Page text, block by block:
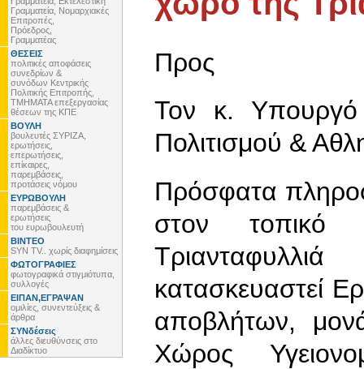
Γραμματεία, Νομαρχιακές
Επιτροπές,
Πρόεδρος,
Γραμματέας
ΘΕΣΕΙΣ
πολιτικές αποφάσεις
συνεδρίων &
συνόδων Κεντρικής
Πολιτικής Επιτροπής,
ΤΜΗΜΑΤΑ επεξεργασίας
θέσεων της ΚΠΕ
ΒΟΥΛΗ
βουλευτές ΣΥΡΙΖΑ,
ερωτήσεις,
επερωτήσεις,
επίκαιρες,
παρεμβάσεις,
προτάσεις νόμου
ΕΥΡΩΒΟΥΛΗ
παρεμβάσεις &
ερωτήσεις
του ευρωβουλευτή
ΒΙΝΤΕΟ
SYN TV.. χωρίς διαφημίσεις
ΦΩΤΟΓΡΑΦΙΕΣ
φωτογραφικά στιγμιότυπα,
συλλογές
ΕΙΠΑΝ,ΕΓΡΑΨΑΝ
ομιλίες, συνεντεύξεις &
άρθρα
ΣΥΝδέσεις
άλλες διευθύνσεις στο
Διαδίκτυο
Προς
Τον κ.
Πολιτισμού &
Πρόσφατα
στον τοπικό
κατασκευαστεί
αποβλήτων,
Χώρος